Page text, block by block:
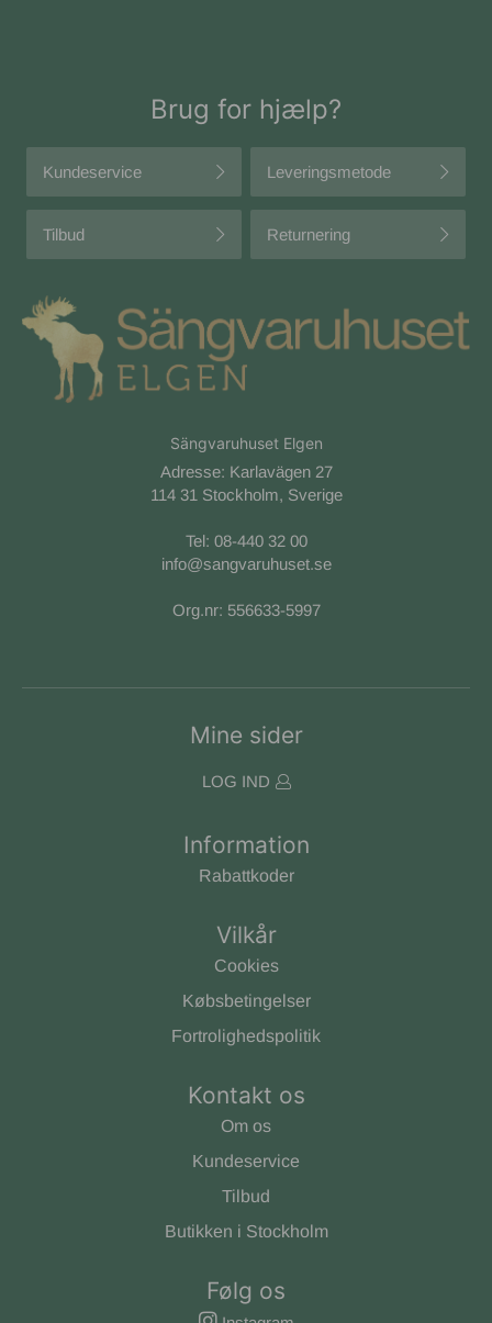
Brug for hjælp?
Kundeservice Leveringsmetode
Tilbud Returnering
Sängvaruhuset Elgen
Adresse: Karlavägen 27
114 31 Stockholm, Sverige
Tel: 08-440 32 00
info@sangvaruhuset.se
Org.nr: 556633-5997
Mine sider
LOG IND
Information
Rabattkoder
Vilkår
Cookies
Købsbetingelser
Fortrolighedspolitik
Kontakt os
Om os
Kundeservice
Tilbud
Butikken i Stockholm
Følg os